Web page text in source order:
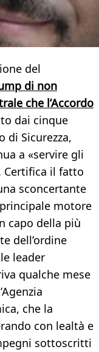
del
di non
che l’Accordo
dai cinque
di Sicurezza,
a «servire gli
Certifica il fatto
sconcertante
motore
capo della più
dell’ordine
leader
qualche mese
che la
con lealtà e
sottoscritti